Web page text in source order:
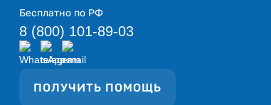
Бесплатно по РФ
8 (800) 101-89-03
ПОЛУЧИТЬ ПОМОЩЬ